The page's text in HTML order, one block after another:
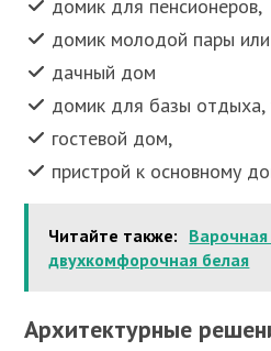
домик для пенсионеров,
домик молодой пары
дачный дом
домик для базы отдыха,
гостевой дом,
пристрой к основному
Читайте также:
двухкомфорочная белая
Архитектурные